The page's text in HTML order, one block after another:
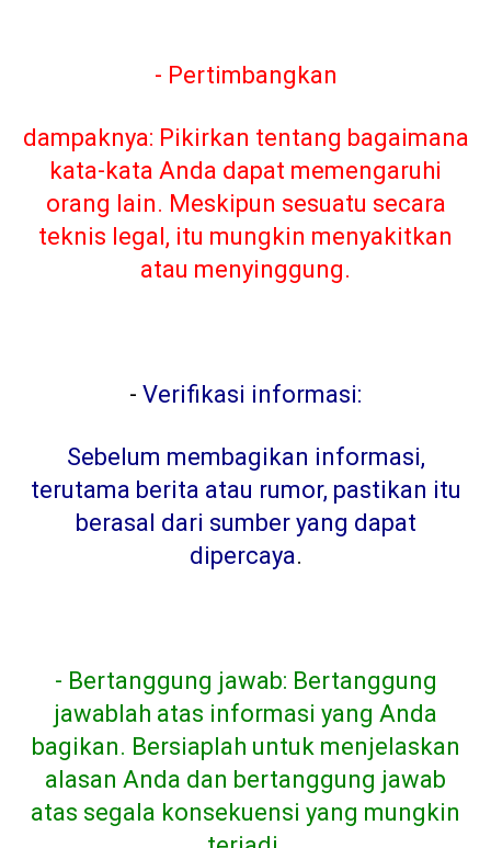
- Pertimbangkan
dampaknya: Pikirkan tentang bagaimana
kata-kata Anda dapat memengaruhi
orang lain. Meskipun sesuatu secara
teknis legal, itu mungkin menyakitkan
atau menyinggung.
- Verifikasi informasi:
Sebelum membagikan informasi,
terutama berita atau rumor, pastikan itu
berasal dari sumber yang dapat
dipercaya.
- Bertanggung jawab: Bertanggung
jawablah atas informasi yang Anda
bagikan. Bersiaplah untuk menjelaskan
alasan Anda dan bertanggung jawab
atas segala konsekuensi yang mungkin